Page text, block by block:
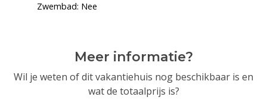
Zwembad: Nee
Meer informatie?
Wil je weten of dit vakantiehuis nog beschikbaar is en
wat de totaalprijs is?